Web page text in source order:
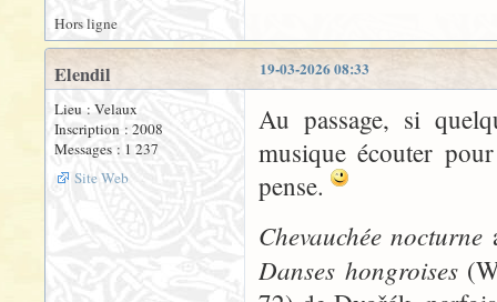
Hors ligne
19-03-2026 08:33
Elendil
Lieu : Velaux
Inscription : 2008
Messages : 1 237
Site Web
Au passage, si
musique écouter
pense.
Chevauchée nocturne
Danses hongroises